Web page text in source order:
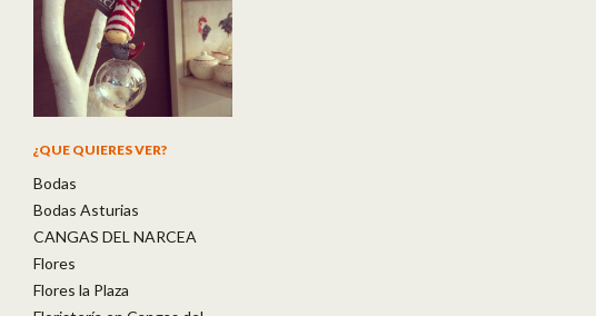
¿QUE QUIERES VER?
Bodas
Bodas Asturias
CANGAS DEL NARCEA
Flores
Flores la Plaza